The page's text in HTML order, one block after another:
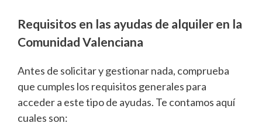
Requisitos en las ayudas de alquiler en la
Comunidad Valenciana
Antes de solicitar y gestionar nada, comprueba
que cumples los requisitos generales para
acceder a este tipo de ayudas. Te contamos aquí
cuales son: